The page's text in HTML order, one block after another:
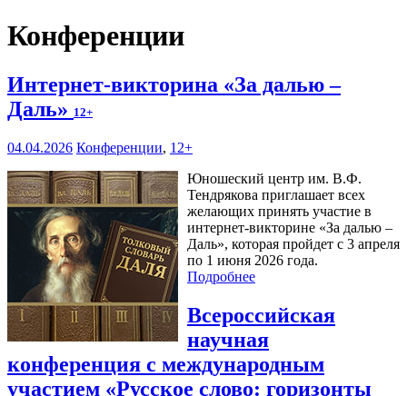
Конференции
Интернет-викторина «За далью –
Даль» 12+
04.04.2026 Конференции, 12+
Юношеский центр им. В.Ф.
Тендрякова приглашает всех
желающих принять участие в
интернет-викторине «За далью –
Даль», которая пройдет с 3 апреля
по 1 июня 2026 года.
Подробнее
Всероссийская
научная
конференция с международным
участием «Русское слово: горизонты